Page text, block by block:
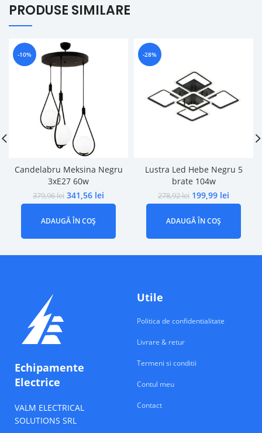
PRODUSE SIMILARE
-10%
Candelabru Meksina Negru
3xE27 60w
379,96lei 341,56 lei
ADAUGĂ ÎN COȘ
-28%
Lustra Led Hebe Negru 5
brate 104w
278,92lei 199,99 lei
ADAUGĂ ÎN COȘ
Echipamente
Electrice
VALM ELECTRICAL
SOLUTIONS SRL
Utile
Politica de confidentialitate
Livrare & retur
Termeni si conditii
Contul meu
Contact